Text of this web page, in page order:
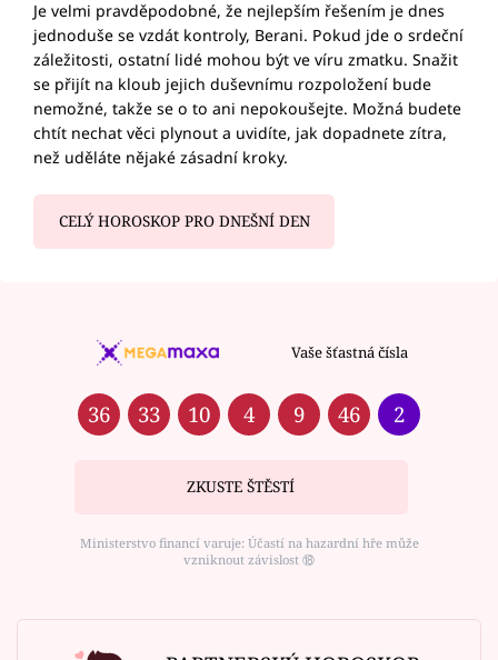
Je velmi pravděpodobné, že nejlepším řešením je dnes
jednoduše se vzdát kontroly, Berani. Pokud jde o srdeční
záležitosti, ostatní lidé mohou být ve víru zmatku. Snažit
se přijít na kloub jejich duševnímu rozpoložení bude
nemožné, takže se o to ani nepokoušejte. Možná budete
chtít nechat věci plynout a uvidíte, jak dopadnete zítra,
než uděláte nějaké zásadní kroky.
CELÝ HOROSKOP PRO DNEŠNÍ DEN
Vaše šťastná čísla
36 33 10 4 9 46 2
ZKUSTE ŠTĚSTÍ
Ministerstvo financí varuje: Účastí na hazardní hře může
vzniknout závislost ⑱